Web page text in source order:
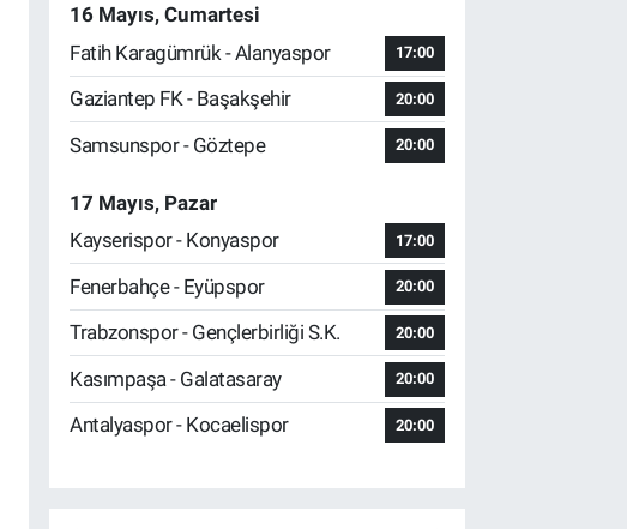
16 Mayıs, Cumartesi
Fatih Karagümrük - Alanyaspor
17:00
Gaziantep FK - Başakşehir 20:00
Samsunspor - Göztepe 20:00
17 Mayıs, Pazar
Kayserispor - Konyaspor
17:00
Fenerbahçe - Eyüpspor 20:00
Trabzonspor - Gençlerbirliği S.K. 20:00
Kasımpaşa - Galatasaray 20:00
Antalyaspor - Kocaelispor 20:00